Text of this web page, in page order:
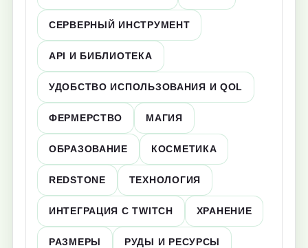
СЕРВЕРНЫЙ ИНСТРУМЕНТ
API И БИБЛИОТЕКА
УДОБСТВО ИСПОЛЬЗОВАНИЯ И QOL
ФЕРМЕРСТВО МАГИЯ
ОБРАЗОВАНИЕ КОСМЕТИКА
REDSTONE ТЕХНОЛОГИЯ
ИНТЕГРАЦИЯ С TWITCH ХРАНЕНИЕ
РАЗМЕРЫ РУДЫ И РЕСУРСЫ